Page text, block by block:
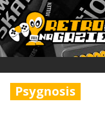
Psygnosis